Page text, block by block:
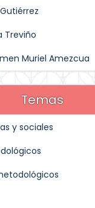
Treviño
Muriel Amezcua
Temas
y sociales